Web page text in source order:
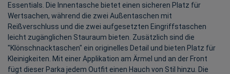
Essentials. Die Innentasche bietet einen sicheren Platz für
Wertsachen, während die zwei Außentaschen mit
Reißverschluss und die zwei aufgesetzten Eingriffstaschen
leicht zugänglichen Stauraum bieten. Zusätzlich sind die
"Klönschnacktaschen" ein originelles Detail und bieten Platz für
Kleinigkeiten. Mit einer Applikation am Ärmel und an der Front
fügt dieser Parka jedem Outfit einen Hauch von Stil hinzu. Die